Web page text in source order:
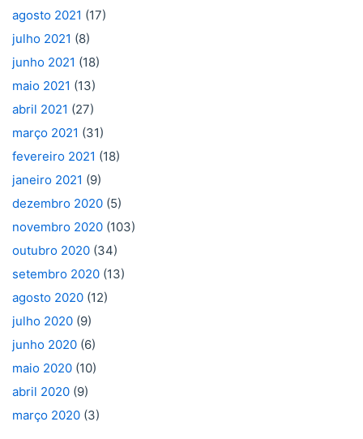
agosto 2021 (17)
julho 2021 (8)
junho 2021 (18)
maio 2021 (13)
abril 2021 (27)
março 2021 (31)
fevereiro 2021 (18)
janeiro 2021 (9)
dezembro 2020 (5)
novembro 2020 (103)
outubro 2020 (34)
setembro 2020 (13)
agosto 2020 (12)
julho 2020 (9)
junho 2020 (6)
maio 2020 (10)
abril 2020 (9)
março 2020 (3)